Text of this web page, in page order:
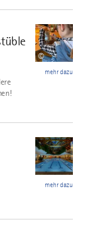
©
mehr dazu
mehr dazu